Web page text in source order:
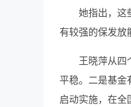
她指出，这些
有较强的保发放
王晓萍从四个
平稳。二是基金
启动实施，在全